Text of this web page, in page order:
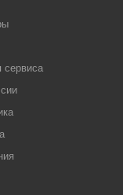
сервиса